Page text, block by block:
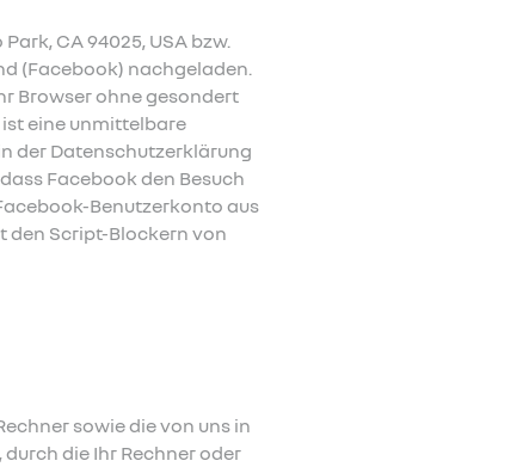
CA 94025, USA bzw.
(Facebook) nachgeladen.
Browser ohne gesondert
eine unmittelbare
der Datenschutzerklärung
Facebook den Besuch
Benutzerkonto aus
den Script-Blockern von
sowie die von uns in
die Ihr Rechner oder